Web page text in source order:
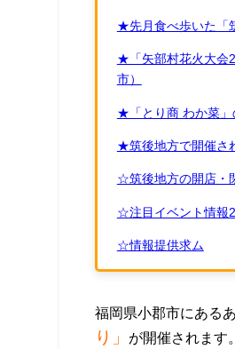
★先月食べ歩いた「
★「矢部村花火大会
市）
★「とり商 わか菜」
★筑後地方で開催さ
☆筑後地方の開店・
☆注目イベント情報
☆情報提供求ム
福岡県小郡市にある
り」
が開催されます。